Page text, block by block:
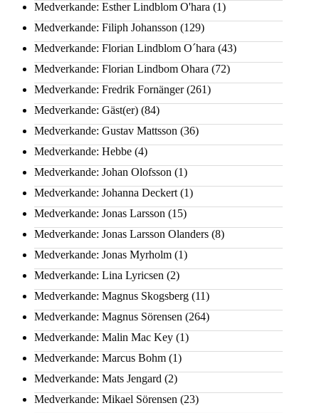
Medverkande: Esther Lindblom O'hara (1)
Medverkande: Filiph Johansson (129)
Medverkande: Florian Lindblom O´hara (43)
Medverkande: Florian Lindbom Ohara (72)
Medverkande: Fredrik Fornänger(261)
Medverkande: Gäst(er) (84)
Medverkande: Gustav Mattsson (36)
Medverkande: Hebbe (4)
Medverkande: Johan Olofsson (1)
Medverkande: Johanna Deckert (1)
Medverkande: Jonas Larsson (15)
Medverkande: Jonas Larsson Olanders (8)
Medverkande: Jonas Myrholm (1)
Medverkande: Lina Lyricsen (2)
Medverkande: Magnus Skogsberg (11)
Medverkande: Magnus Sörensen (264)
Medverkande: Malin Mac Key (1)
Medverkande: Marcus Bohm (1)
Medverkande: Mats Jengard (2)
Medverkande: Mikael Sörensen (23)